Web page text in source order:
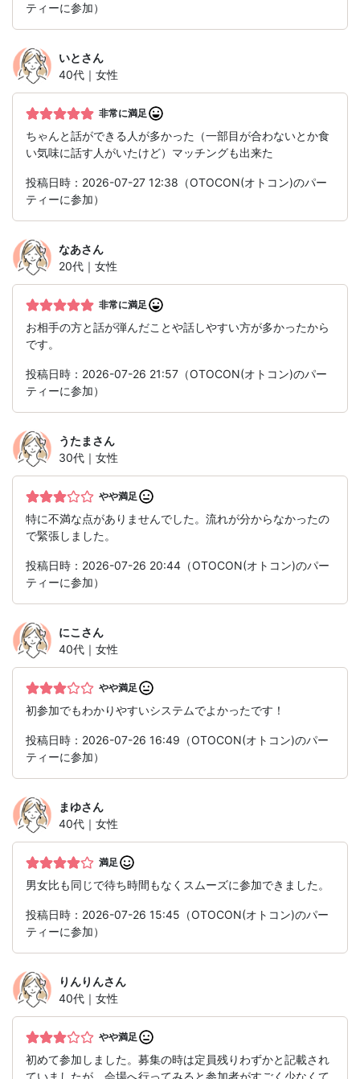
ティーに参加）
いとさん
40代｜女性
非常に満足
ちゃんと話ができる人が多かった（一部目が合わないとか食
い気味に話す人がいたけど）マッチングも出来た
投稿日時：2026-07-27 12:38（OTOCON(オトコン)のパー
ティーに参加）
なあさん
20代｜女性
非常に満足
お相手の方と話が弾んだことや話しやすい方が多かったから
です。
投稿日時：2026-07-26 21:57（OTOCON(オトコン)のパー
ティーに参加）
うたま さん
30代｜女性
やや満足
特に不満な点がありませんでした。流れが分からなかったの
で緊張しました。
投稿日時：2026-07-26 20:44（OTOCON(オトコン)のパー
ティーに参加）
にこ さん
40代｜女性
やや満足
初参加でもわかりやすいシステムでよかったです！
投稿日時：2026-07-26 16:49（OTOCON(オトコン)のパー
ティーに参加）
まゆさん
40代｜女性
満足
男女比も同じで待ち時間もなくスムーズに参加できました。
投稿日時：2026-07-26 15:45（OTOCON(オトコン)のパー
ティーに参加）
りんりんさん
40代｜女性
やや満足
初めて参加しました。募集の時は定員残りわずかと記載され